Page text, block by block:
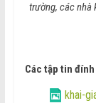
trường,các nhà
Các tập tin
khai-